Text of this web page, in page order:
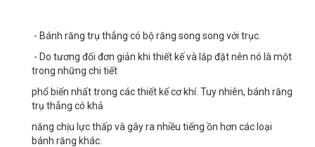
- Bánh răng trụ thẳng có bộ răng song song với trục.
- Do tương đối đơn giản khi thiết kế và lắp đặt nên nó là một
trong những chi tiết
phổ biến nhất trong các thiết kế cơ khí. Tuy nhiên, bánh răng
trụ thẳng có khả
năng chịu lực thấp và gây ra nhiều tiếng ồn hơn các loại
bánh răng khác.